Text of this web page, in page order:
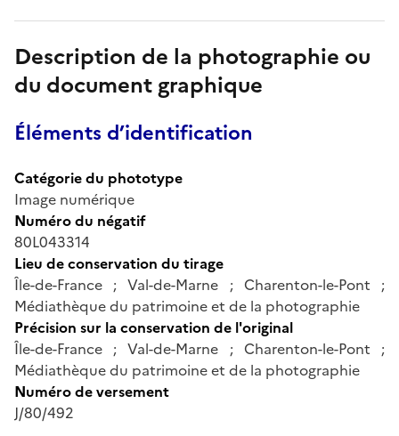
Description de la photographie ou
du document graphique
Éléments d’identification
Catégorie du phototype
Image numérique
Numéro du négatif
80L043314
Lieu de conservation du tirage
Île-de-France ; Val-de-Marne ; Charenton-le-Pont ;
Médiathèque du patrimoine et de la photographie
Précision sur la conservation de l'original
Île-de-France ; Val-de-Marne ; Charenton-le-Pont ;
Médiathèque du patrimoine et de la photographie
Numéro de versement
J/80/492